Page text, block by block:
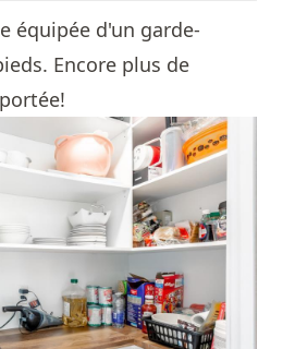
équipée d'un garde-
Encore plus de